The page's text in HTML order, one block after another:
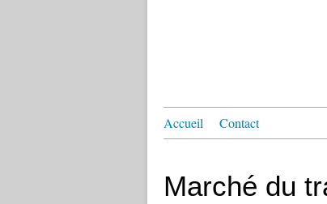
Accueil Contact
Marché du